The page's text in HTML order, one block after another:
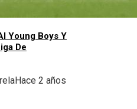
Young Boys Y
De
Hace 2 años